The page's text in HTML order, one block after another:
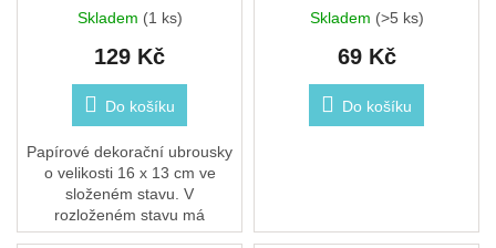
Skladem (1 ks)
129 Kč
Do košíku
Papírové dekorační ubrousky
o velikosti 16 x 13 cm ve
složeném stavu. V
rozloženém stavu má
ubrousek rozměr 31,5 x 25,5
Skladem (>5 ks)
69 Kč
Do košíku